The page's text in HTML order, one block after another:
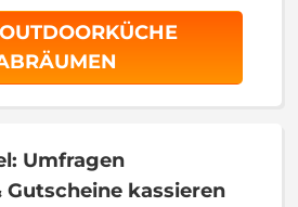
Umfragen
kassieren